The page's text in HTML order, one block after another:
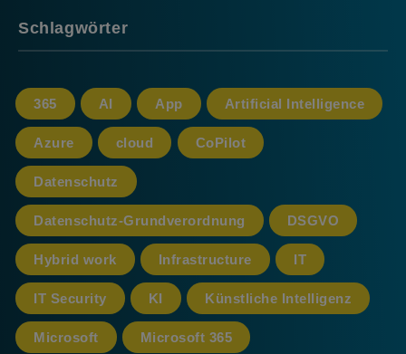
Schlagwörter
365 AI App Artificial Intelligence
Azure cloud CoPilot
Datenschutz
Datenschutz-Grundverordnung DSGVO
Hybrid work Infrastructure IT
IT Security KI Künstliche Intelligenz
Microsoft Microsoft 365